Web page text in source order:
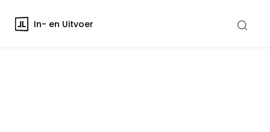
In- en Uitvoer